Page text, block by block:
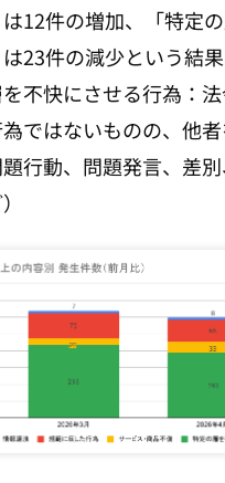
12件の増加、「特定
23件の減少という結果
不快にさせる行為：
ではないものの、他
行動、問題発言、差